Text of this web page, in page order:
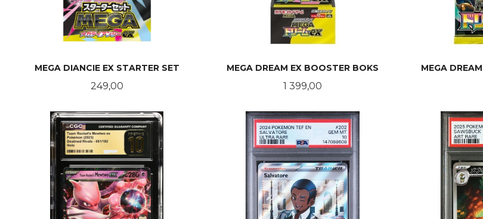
MEGA DIANCIE EX STARTER SET
Pris
249,00
KJØP
MEGA DREAM EX BOOSTER BOKS
Pris
1 399,00
KJØP
MEGA